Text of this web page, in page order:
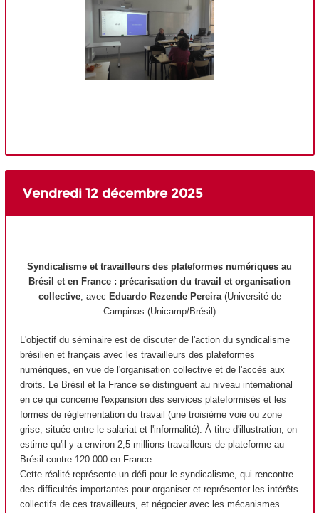
Vendredi 12 décembre 2025
Syndicalisme et travailleurs des plateformes numériques au
Brésil et en France : précarisation du travail et organisation
collective, avec Eduardo Rezende Pereira (Université de
Campinas (Unicamp/Brésil)
L'objectif du séminaire est de discuter de l'action du syndicalisme
brésilien et français avec les travailleurs des plateformes
numériques, en vue de l'organisation collective et de l'accès aux
droits. Le Brésil et la France se distinguent au niveau international
en ce qui concerne l'expansion des services plateformisés et les
formes de réglementation du travail (une troisième voie ou zone
grise, située entre le salariat et l'informalité). À titre d'illustration, on
estime qu'il y a environ 2,5 millions travailleurs de plateforme au
Brésil contre 120 000 en France.
Cette réalité représente un défi pour le syndicalisme, qui rencontre
des difficultés importantes pour organiser et représenter les intérêts
collectifs de ces travailleurs, et négocier avec les mécanismes